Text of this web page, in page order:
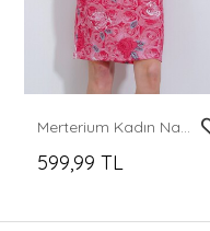
Merterium Kadın Nar Gül Desenli Midi Elbise 2477
599,99 TL